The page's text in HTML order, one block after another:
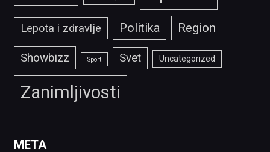
Lepota i zdravlje Politika Region
Showbizz Sport Svet Uncategorized
Zanimljivosti
META